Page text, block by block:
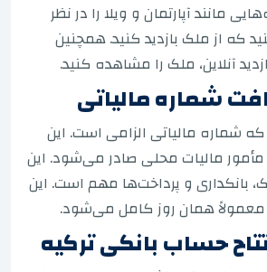
مانند آپارتمان و ویلا را در نظر
که از ملک بازدید کنید. همچنین
آنلاین، ملک را مشاهده کنید.
که شماره مالیاتی الزامی است. این
مالیات محلی صادر می‌شود. این
بانکداری و پرداخت‌ها مهم است. این
معمولاً همان روز کامل می‌شود.